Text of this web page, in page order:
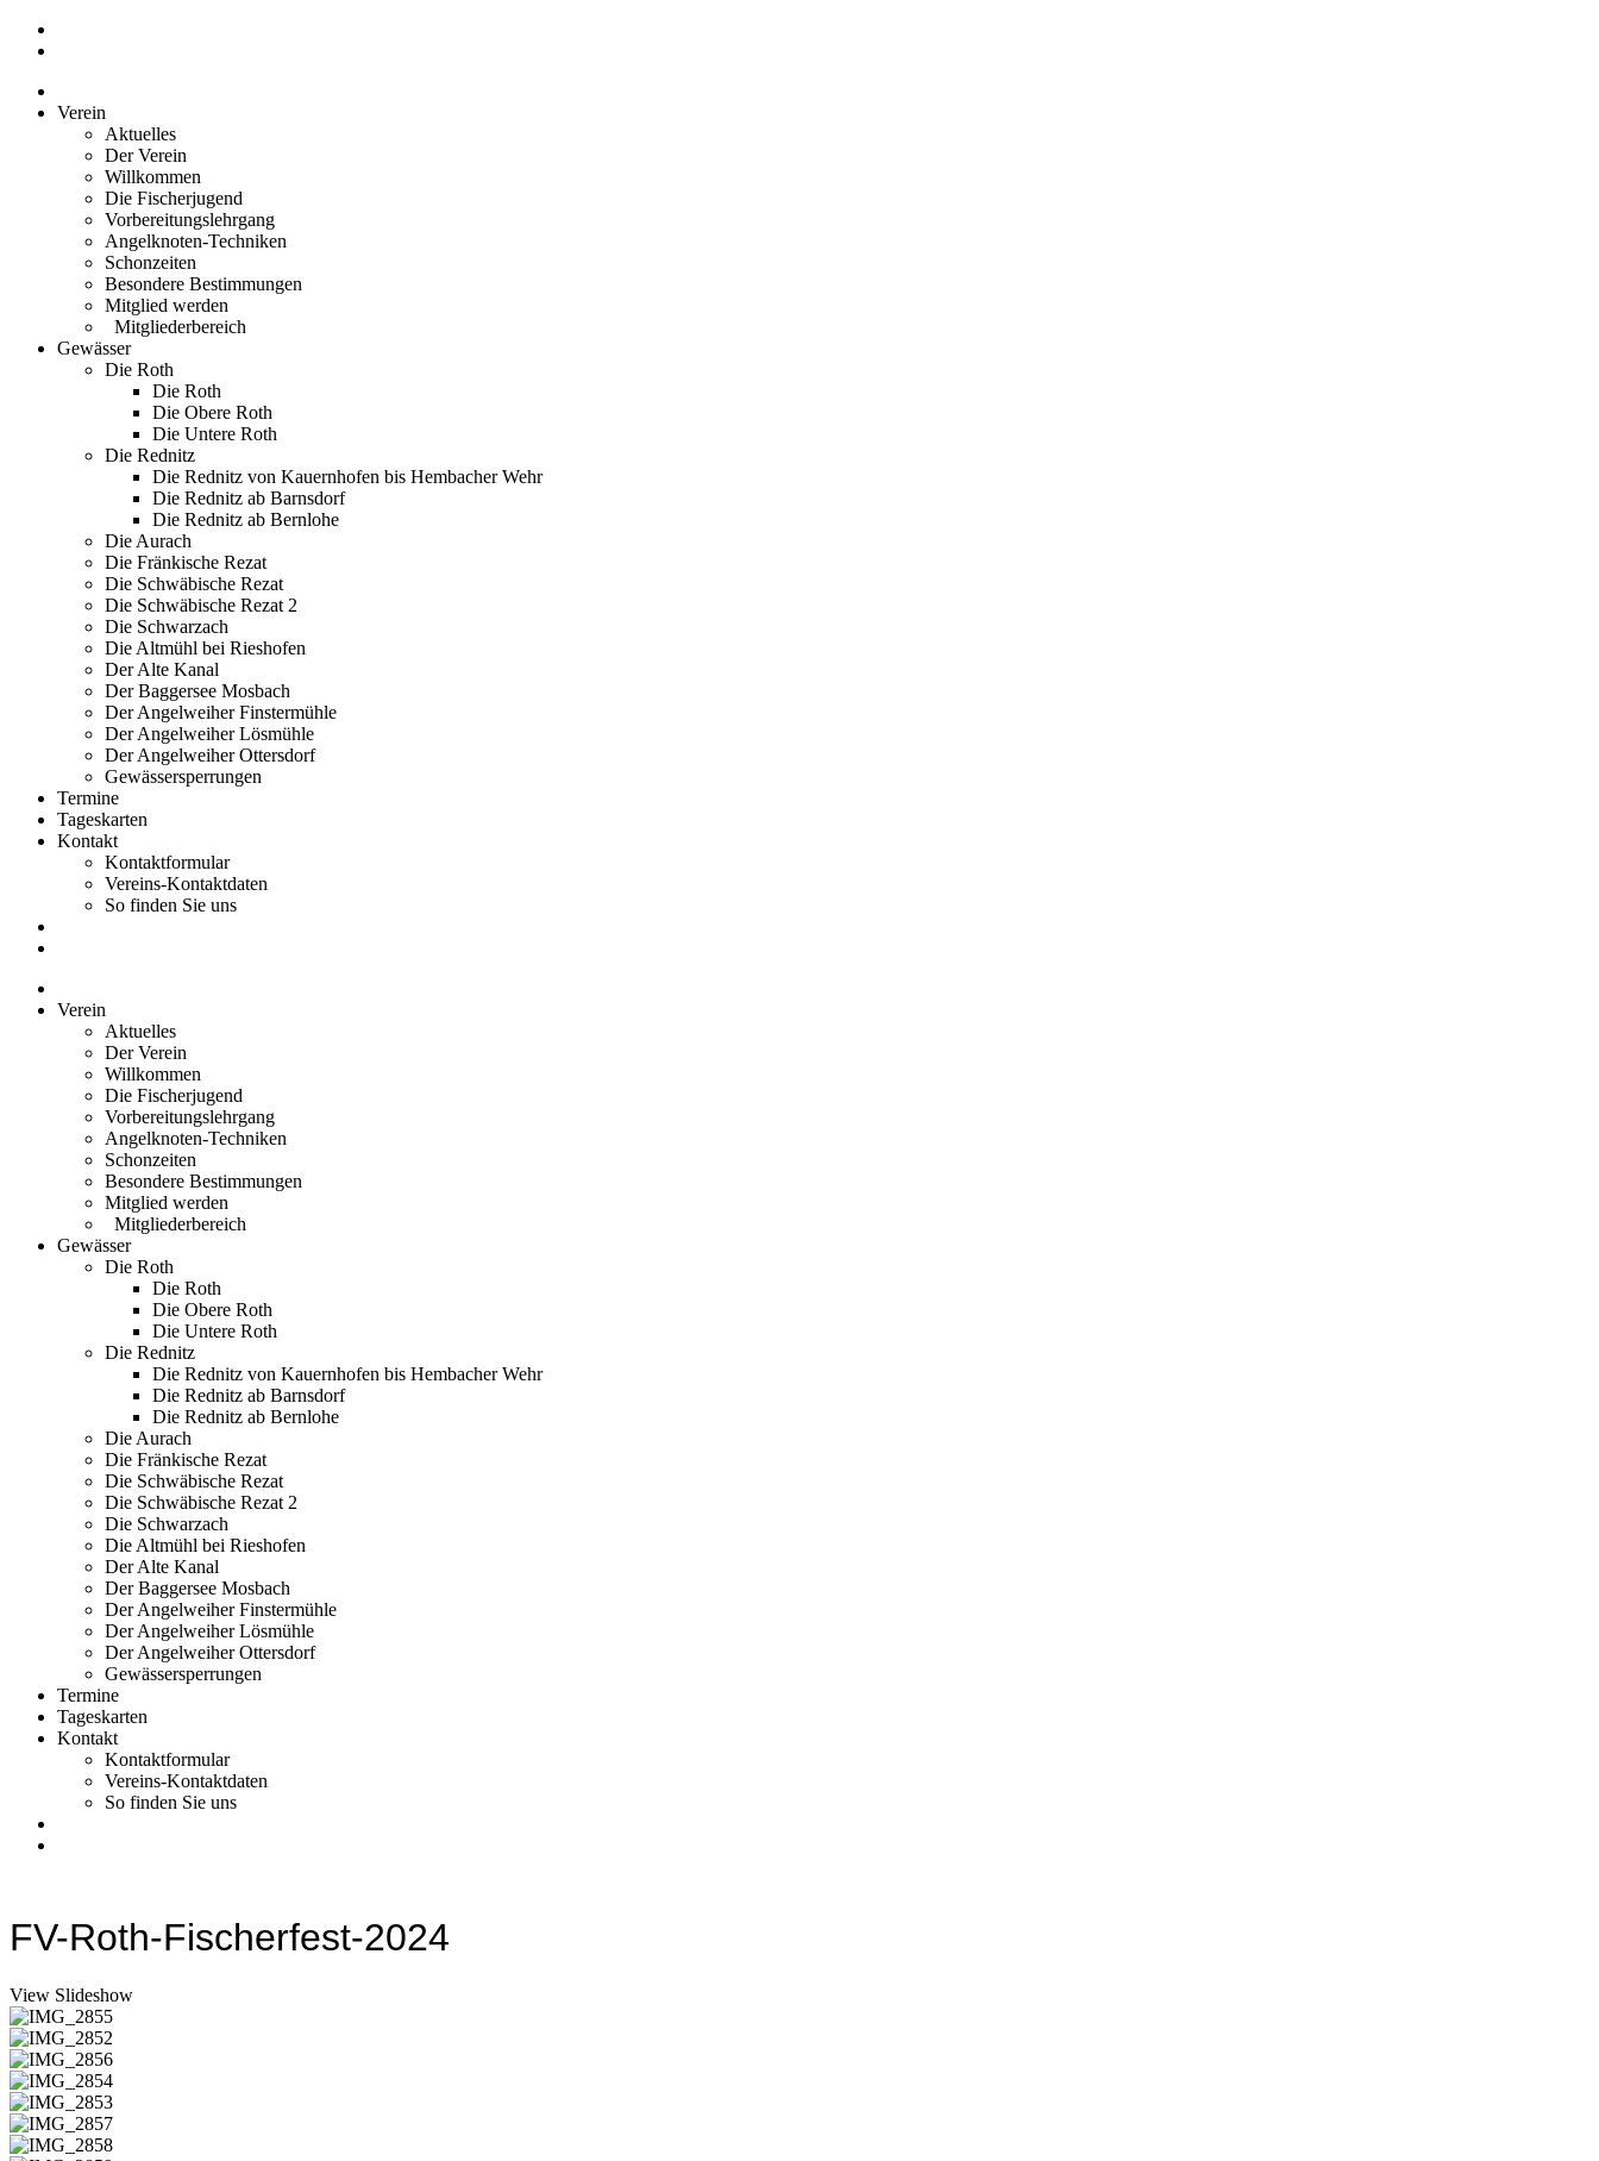
Zum
Inhalt
Verein
Aktuelles
Der Verein
Willkommen
Die Fischerjugend
Vorbereitungslehrgang
Angelknoten-Techniken
Schonzeiten
Besondere Bestimmungen
Mitglied werden
Mitgliederbereich
Gewässer
Die Roth
Die Roth
Die Obere Roth
Die Untere Roth
Die Rednitz
Die Rednitz von Kauernhofen bis Hembacher Wehr
Die Rednitz ab Barnsdorf
Die Rednitz ab Bernlohe
Die Aurach
Die Fränkische Rezat
Die Schwäbische Rezat
Die Schwäbische Rezat 2
Die Schwarzach
Die Altmühl bei Rieshofen
Der Alte Kanal
Der Baggersee Mosbach
Der Angelweiher Finstermühle
Der Angelweiher Lösmühle
Der Angelweiher Ottersdorf
Gewässersperrungen
Termine
Tageskarten
Kontakt
Kontaktformular
Vereins-Kontaktdaten
So finden Sie uns
Verein
Aktuelles
Der Verein
Willkommen
Die Fischerjugend
Vorbereitungslehrgang
Angelknoten-Techniken
Schonzeiten
Besondere Bestimmungen
Mitglied werden
Mitgliederbereich
Gewässer
Die Roth
Die Roth
Die Obere Roth
Die Untere Roth
Die Rednitz
Die Rednitz von Kauernhofen bis Hembacher Wehr
Die Rednitz ab Barnsdorf
Die Rednitz ab Bernlohe
Die Aurach
Die Fränkische Rezat
Die Schwäbische Rezat
Die Schwäbische Rezat 2
Die Schwarzach
Die Altmühl bei Rieshofen
Der Alte Kanal
Der Baggersee Mosbach
Der Angelweiher Finstermühle
Der Angelweiher Lösmühle
Der Angelweiher Ottersdorf
Gewässersperrungen
Termine
Tageskarten
Kontakt
Kontaktformular
Vereins-Kontaktdaten
So finden Sie uns
FV-Roth-Fischerfest-2024
View Slideshow